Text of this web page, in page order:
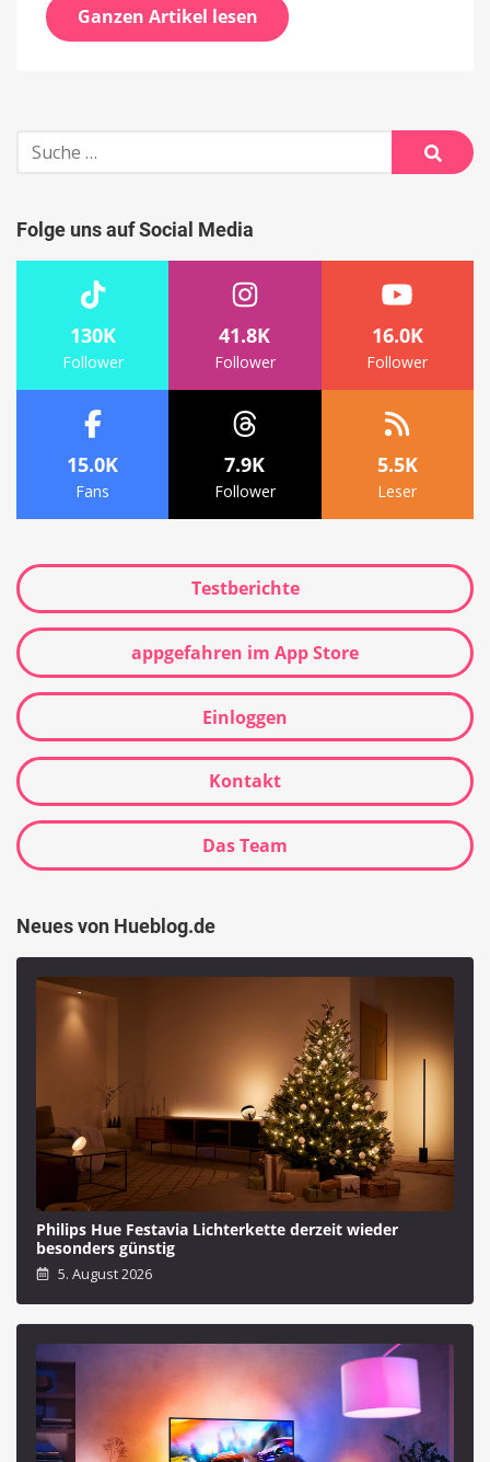
Ganzen Artikel lesen
Suche
nach:
Suche
Folge uns auf Social Media
130K
Follower
41.8K
Follower
16.0K
Follower
15.0K
Fans
7.9K
Follower
5.5K
Leser
Testberichte
appgefahren im App Store
Einloggen
Kontakt
Das Team
Neues von Hueblog.de
Philips Hue Festavia Lichterkette derzeit wieder
besonders günstig
5. August 2026